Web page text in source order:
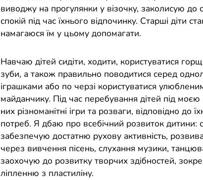
виводжу на прогулянки у візочку, заколисую до
спокій під час їхнього відпочинку. Старші діти
намагаюся їм у цьому допомагати.
Навчаю дітей сидіти, ходити, користуватися
зуби, а також правильно поводитися серед
іграшками або по черзі користуватися
майданчику. Під час перебування дітей під
них різноманітні ігри та розваги, відповідно до
потреб. Я дбаю про всебічний розвиток дитини:
забезпечую достатню рухову активність,
через вивчення пісень, слухання музики,
заохочую до розвитку творчих здібностей,
ліпленню з пластиліну.